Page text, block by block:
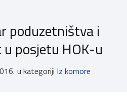
poduzetništva i
posjetu HOK-u
u kategoriji Iz komore